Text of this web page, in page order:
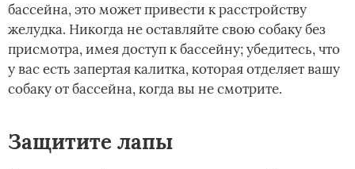
бассейна, это может привести к расстройству
желудка. Никогда не оставляйте свою собаку без
присмотра, имея доступ к бассейну; убедитесь, что
у вас есть запертая калитка, которая отделяет вашу
собаку от бассейна, когда вы не смотрите.
Защитите лапы